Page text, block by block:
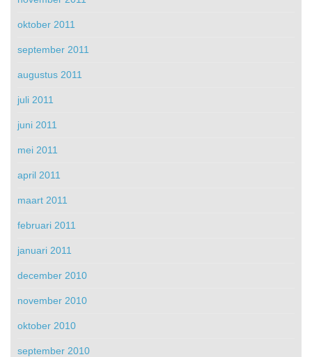
oktober 2011
september 2011
augustus 2011
juli 2011
juni 2011
mei 2011
april 2011
maart 2011
februari 2011
januari 2011
december 2010
november 2010
oktober 2010
september 2010